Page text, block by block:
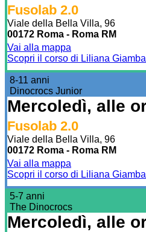
Fusolab 2.0
Viale della Bella Villa, 96
00172 Roma - Roma RM
Vai alla mappa
Scopri il corso di Liliana
8-11 anni
Dinocrocs Junior
Mercoledì, alle
Fusolab 2.0
Viale della Bella Villa, 96
00172 Roma - Roma RM
Vai alla mappa
Scopri il corso di Liliana
5-7 anni
The Dinocrocs
Mercoledì, alle